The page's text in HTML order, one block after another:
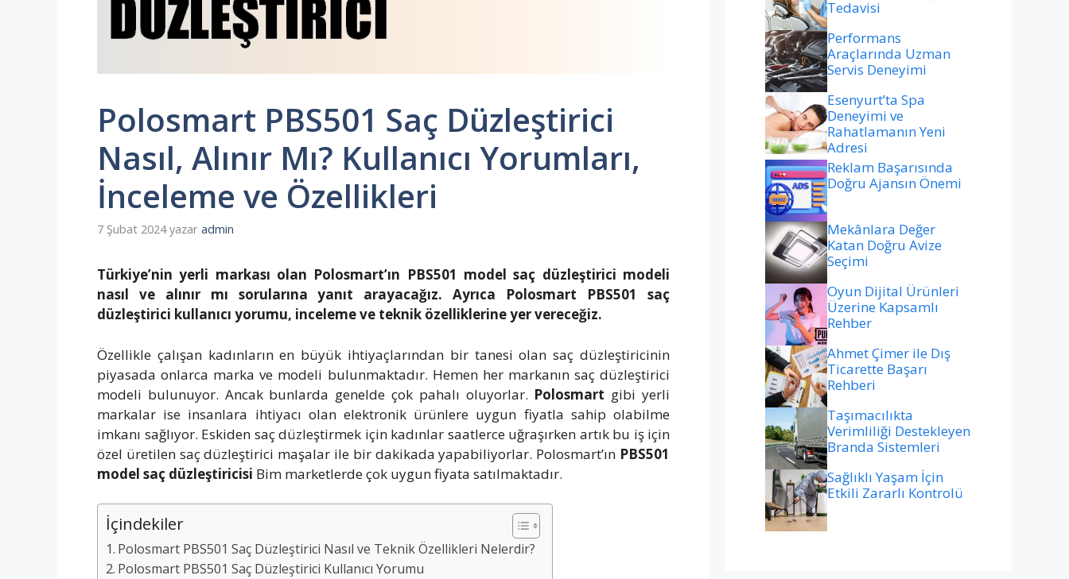
Polosmart PBS501 Saç Düzleştirici
Nasıl, Alınır Mı? Kullanıcı Yorumları,
İnceleme ve Özellikleri
7 Şubat 2024 yazar admin
Türkiye’nin yerli markası olan Polosmart’ın PBS501 model saç düzleştirici modeli
nasıl ve alınır mı sorularına yanıt arayacağız. Ayrıca Polosmart PBS501 saç
düzleştirici kullanıcı yorumu, inceleme ve teknik özelliklerine yer vereceğiz.
Özellikle çalışan kadınların en büyük ihtiyaçlarından bir tanesi olan saç düzleştiricinin
piyasada onlarca marka ve modeli bulunmaktadır. Hemen her markanın saç düzleştirici
modeli bulunuyor. Ancak bunlarda genelde çok pahalı oluyorlar. Polosmart gibi yerli
markalar ise insanlara ihtiyacı olan elektronik ürünlere uygun fiyatla sahip olabilme
imkanı sağlıyor. Eskiden saç düzleştirmek için kadınlar saatlerce uğraşırken artık bu iş için
özel üretilen saç düzleştirici maşalar ile bir dakikada yapabiliyorlar. Polosmart’ın PBS501
model saç düzleştiricisi Bim marketlerde çok uygun fiyata satılmaktadır.
İçindekiler
Polosmart PBS501 Saç Düzleştirici Nasıl ve Teknik Özellikleri Nelerdir?
Polosmart PBS501 Saç Düzleştirici Kullanıcı Yorumu
Tedavisi
Performans
Araçlarında Uzman
Servis Deneyimi
Esenyurt’ta Spa
Deneyimi ve
Rahatlamanın Yeni
Adresi
Reklam Başarısında
Doğru Ajansın Önemi
Mekânlara Değer
Katan Doğru Avize
Seçimi
Oyun Dijital Ürünleri
Üzerine Kapsamlı
Rehber
Ahmet Çimer ile Dış
Ticarette Başarı
Rehberi
Taşımacılıkta
Verimliliği Destekleyen
Branda Sistemleri
Sağlıklı Yaşam İçin
Etkili Zararlı Kontrolü